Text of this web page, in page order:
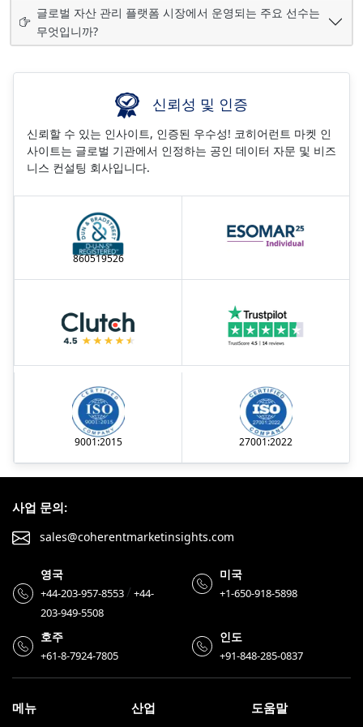
글로벌 자산 관리 플랫폼 시장에서 운영되는 주요 선수는
무엇입니까?
신뢰성 및 인증
신뢰할 수 있는 인사이트, 인증된 우수성! 코히어런트 마켓 인
사이트는 글로벌 기관에서 인정하는 공인 데이터 자문 및 비즈
니스 컨설팅 회사입니다.
860519526
9001:2015 27001:2022
사업 문의:
sales@coherentmarketinsights.com
영국
+44-203-957-8553/+44-
203-949-5508
미국
+1-650-918-5898
호주
+61-8-7924-7805
인도
+91-848-285-0837
메뉴 산업 도움말